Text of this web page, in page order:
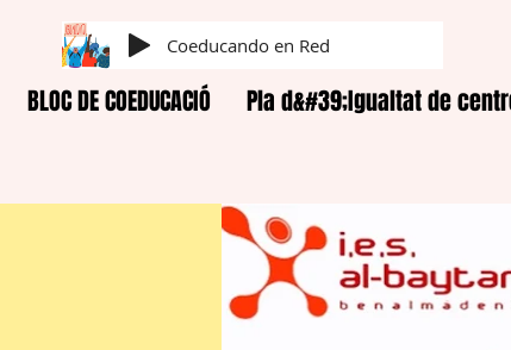
BLOC DE COEDUCACIÓ Pla d&#39;Igualtat de
Coeducando en Red